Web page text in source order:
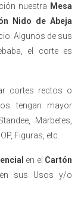
nuestra Mesa
Nido de Abeja
Algunos de sus
el corte es
cortes rectos o
tengan mayor
Marbetes,
Figuras, etc.
en el Cartón
en sus Usos y/o